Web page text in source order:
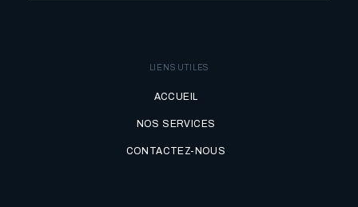
LIENS UTILES
ACCUEIL
NOS SERVICES
CONTACTEZ-NOUS